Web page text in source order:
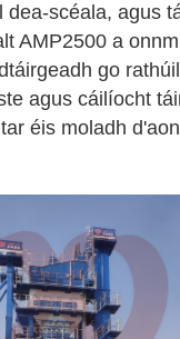
dea-scéala, agus
AMP2500 a
go
agus cáilíocht
éis moladh